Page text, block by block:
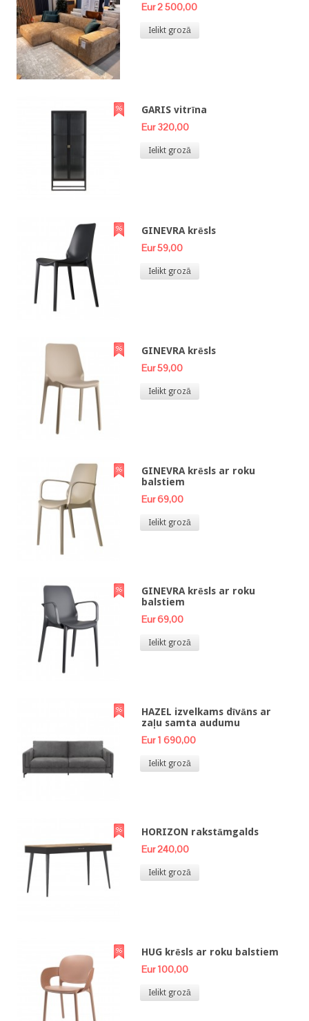
Eur 2 500,00
Ielikt grozā
GARIS vitrīna
Eur 320,00
Ielikt grozā
GINEVRA krēsls
Eur 59,00
Ielikt grozā
GINEVRA krēsls
Eur 59,00
Ielikt grozā
GINEVRA krēsls ar roku
balstiem
Eur 69,00
Ielikt grozā
GINEVRA krēsls ar roku
balstiem
Eur 69,00
Ielikt grozā
HAZEL izvelkams dīvāns ar
zaļu samta audumu
Eur 1 690,00
Ielikt grozā
HORIZON rakstāmgalds
Eur 240,00
Ielikt grozā
HUG krēsls ar roku balstiem
Eur 100,00
Ielikt grozā